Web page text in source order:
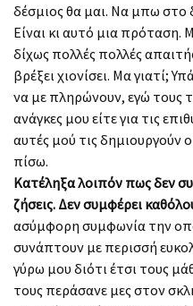
δέσμιος θα μαι. Να μπω στο
Είναι κι αυτό μια πρόταση.
δίχως πολλές πολλές
βρέξει χιονίσει. Μα γιατί;
να με πληρώνουν, εγώ τους
ανάγκες μου είτε για τις
αυτές μού τις δημιουργούν
πίσω.
Κατέληξα λοιπόν πως δεν
ζήσεις. Δεν συμφέρει
ασύμφορη συμφωνία την
συνάπτουν με περισσή
γύρω μου διότι έτσι τους
τους περάσανε μες στον